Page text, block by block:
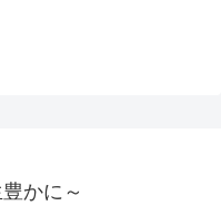
かに～